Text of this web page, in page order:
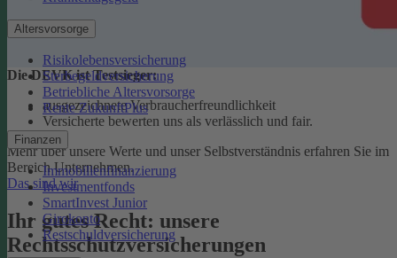
Altersvorsorge
Risikolebensversicherung
Sterbegeldversicherung
Betriebliche Altersvorsorge
Rente ZukunftPlus
Finanzen
Immobilienfinanzierung
Investmentfonds
SmartInvest Junior
Girokonto
Restschuldversicherung
Die DEVK ist Testsieger:
ausgezeichnete Verbraucherfreundlichkeit
Versicherte bewerten uns als verlässlich und fair.
Mehr über unsere Werte und unser Selbstverständnis erfahren Sie im
Bereich Unternehmen.
Das sind wir
Ihr gutes Recht: unsere
Rechtsschutzversicherungen